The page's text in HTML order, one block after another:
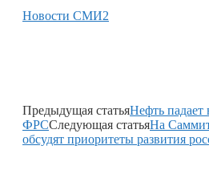
Новости СМИ2
Предыдущая статьяНефть
ФРССледующая статьяНа
обсудят приоритеты развития